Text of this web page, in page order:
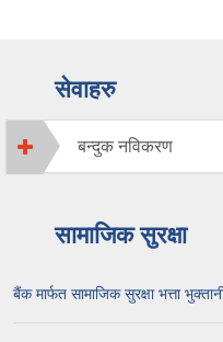
सेवाहरु
बन्दुक नविकरण
सामाजिक सुरक्षा
बैंक मार्फत सामाजिक सुरक्षा भत्ता